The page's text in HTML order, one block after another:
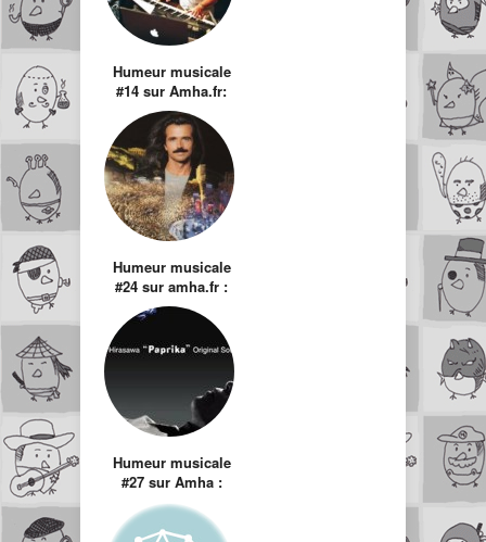
Humeur musicale
#14 sur Amha.fr:
Hans Zimmer
Humeur musicale
#24 sur amha.fr :
Yanni
Humeur musicale
#27 sur Amha :
Susumu Hirasawa